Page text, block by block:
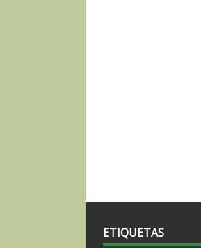
ETIQUETAS